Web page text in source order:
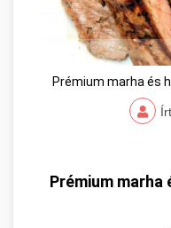
Prémium marha és
Prémium marha